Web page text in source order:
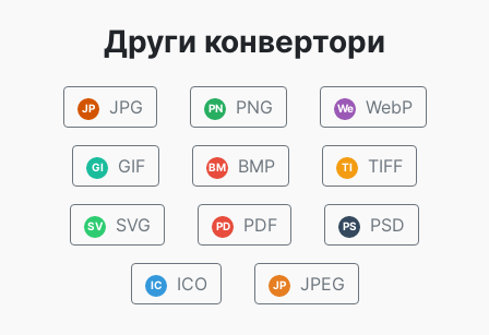
Други конвертори
JP JPG PN PNG We WebP
GI GIF BM BMP TI TIFF
SV SVG PD PDF PS PSD
IC ICO JP JPEG